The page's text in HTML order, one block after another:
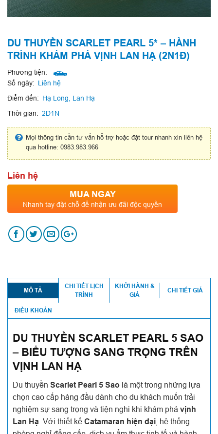
DU THUYỀN SCARLET PEARL 5* – HÀNH
TRÌNH KHÁM PHÁ VỊNH LAN HẠ (2N1Đ)
Phương tiện:
Số ngày: Liên hệ
Điểm đến: Hạ Long, Lan Hạ
Thời gian: 2D1N
Mọi thông tin cần tư vấn hổ trợ hoặc đặt tour nhanh xin liên hệ
qua hotline: 0983.983.966
Liên hệ
MUA NGAY
Nhanh tay đặt chỗ để nhận ưu đãi độc quyền
MÔ TẢ
CHI TIẾT LỊCH
TRÌNH
KHỞI HÀNH &
GIÁ
CHI TIẾT GIÁ
ĐIỀU KHOẢN
DU THUYỀN SCARLET PEARL 5 SAO
– BIỂU TƯỢNG SANG TRỌNG TRÊN
VỊNH LAN HẠ
Du thuyền Scarlet Pearl 5 Sao là một trong những lựa
chọn cao cấp hàng đầu dành cho du khách muốn trải
nghiệm sự sang trọng và tiện nghi khi khám phá vịnh
Lan Hạ . Với thiết kế Catamaran hiện đại , hệ thống